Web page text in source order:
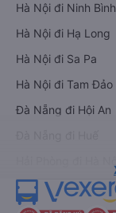
Hà Nội đi Ninh Bình
Hà Nội đi Hạ Long
Hà Nội đi Sa Pa
Hà Nội đi Tam Đảo
Đà Nẵng đi Hội An